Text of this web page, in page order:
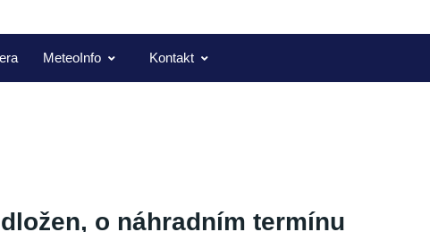
MeteoInfo Kontakt
o náhradním termínu